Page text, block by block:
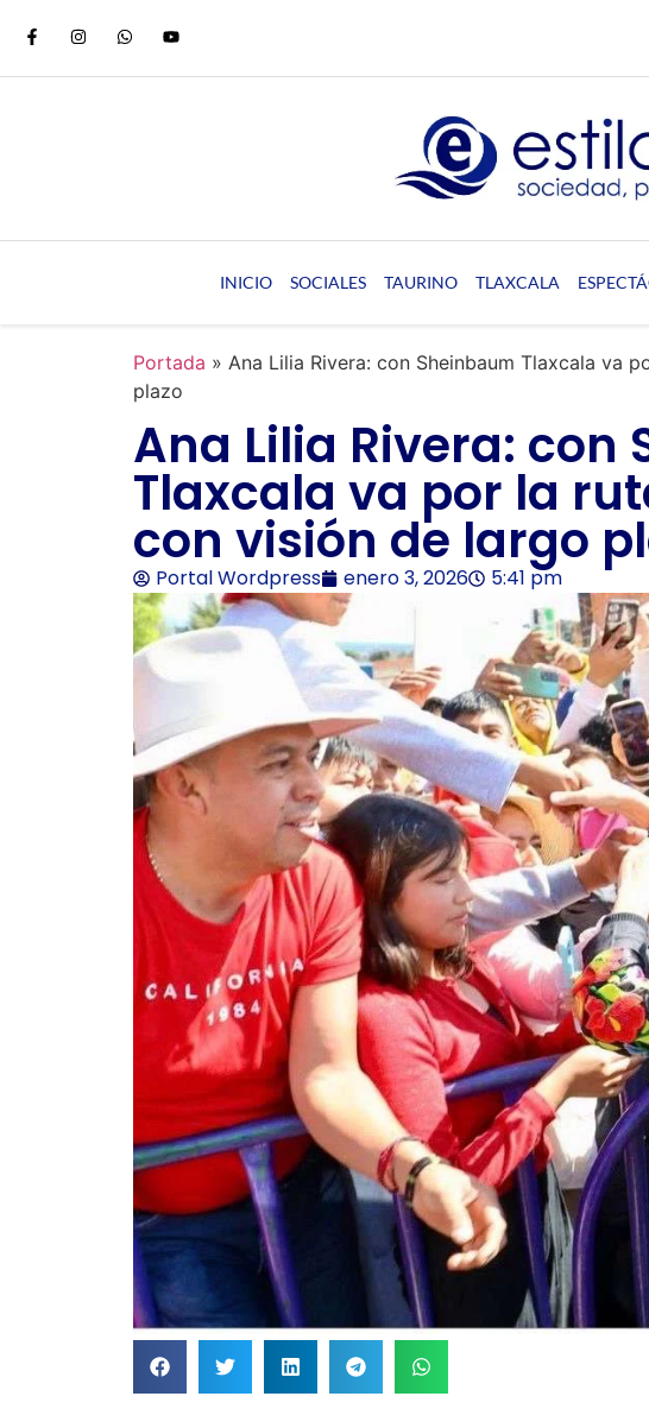
INICIO SOCIALES TAURINO TLAXCALA
Portada » Ana Lilia Rivera: con Sheinbaum Tlaxcala va
plazo
Ana Lilia Rivera: con
Tlaxcala va por la
con visión de largo
Portal Wordpress enero 3, 2026 5:41 pm